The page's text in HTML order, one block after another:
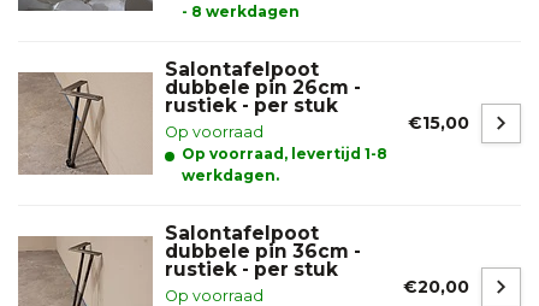
- 8 werkdagen
Salontafelpoot
dubbele pin 26cm -
rustiek - per stuk
Op voorraad
Op voorraad, levertijd 1-8
werkdagen.
€15,00
Salontafelpoot
dubbele pin 36cm -
rustiek - per stuk
Op voorraad
€20,00